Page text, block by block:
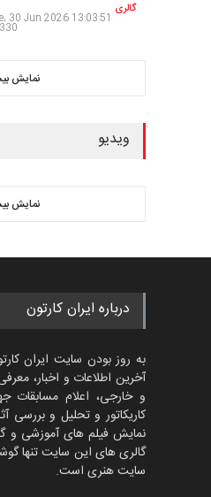
گالری
30 Jun 2026 13:03:51
نمایش
ویدیو
نمایش
درباره ایران کارتون
به روز بودن سایت ایران
آخرین اطلاعات و اخبار،
و خارجی، اعلام مسابقات
کاریکاتور و تحلیل و بررسی
نمایش فیلم های آموزشی و
گالری های این سایت تنها
سایت هنری است.